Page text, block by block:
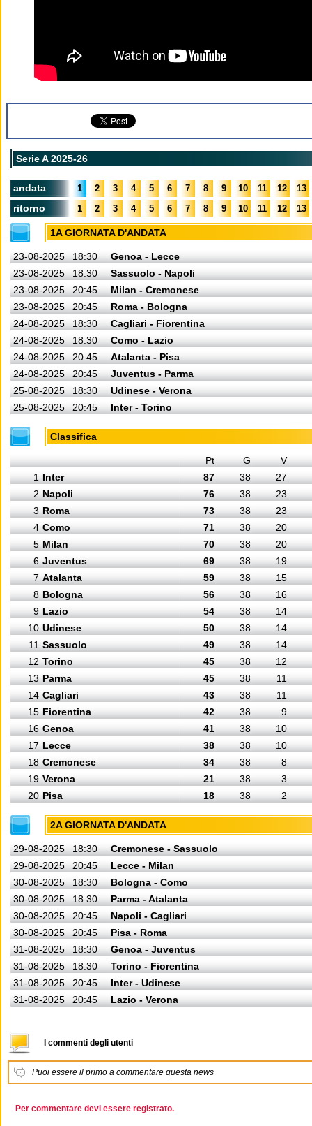
Serie A 2025-26
andata 1 2 3 4 5 6 7 8 9 10 11 12 13
ritorno 1 2 3 4 5 6 7 8 9 10 11 12 13
1A GIORNATA D'ANDATA
23-08-2025 18:30
Genoa - Lecce
23-08-2025
18:30
Sassuolo - Napoli
23-08-2025
20:45
Milan - Cremonese
23-08-2025
20:45
Roma - Bologna
24-08-2025
18:30
Cagliari - Fiorentina
24-08-2025
18:30
Como - Lazio
24-08-2025
20:45
Atalanta - Pisa
24-08-2025
20:45
Juventus - Parma
25-08-2025
18:30
Udinese - Verona
25-08-2025
20:45 Inter - Torino
Classifica
Pt G
V
1 Inter 87 38
27
2 Napoli 76 38
23
3 Roma 73 38
23
4 Como 71 38
20
5 Milan 70 38
20
6 Juventus 69 38
19
7 Atalanta 59 38
15
8 Bologna 56 38
16
9 Lazio 54 38
14
10 Udinese 50 38
14
11 Sassuolo 49 38
14
12 Torino 45 38
12
13 Parma 45 38
11
14 Cagliari 43 38
11
15 Fiorentina 42 38
9
16 Genoa 41 38
10
17 Lecce 38 38
10
18 Cremonese 34 38
8
19 Verona 21 38
3
20 Pisa 18 38 2
2A GIORNATA D'ANDATA
29-08-2025 18:30
Cremonese - Sassuolo
29-08-2025
20:45
Lecce - Milan
30-08-2025
18:30
Bologna - Como
30-08-2025
18:30
Parma - Atalanta
30-08-2025
20:45
Napoli - Cagliari
30-08-2025
20:45
Pisa - Roma
31-08-2025
18:30
Genoa - Juventus
31-08-2025
18:30
Torino - Fiorentina
31-08-2025
20:45
Inter - Udinese
31-08-2025
20:45 Lazio - Verona
I commenti degli utenti
Puoi essere il primo a commentare questa news
Per commentare devi essere registrato.